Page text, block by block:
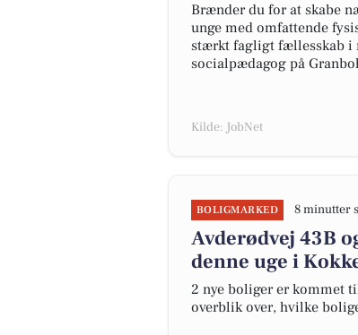
Brænder du for at skabe
unge med omfattende
stærkt fagligt fællesskab i
socialpædagog på
Kilde: JobNet
BOLIGMARKED 8 minutter
Avderødvej 43B
denne uge i
2 nye boliger er kommet
overblik over, hvilke